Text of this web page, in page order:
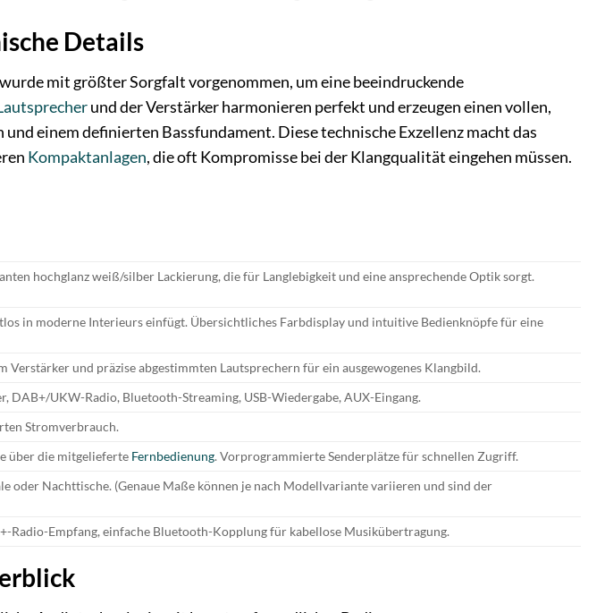
Details
mit größter Sorgfalt vorgenommen, um eine beeindruckende
und der Verstärker harmonieren perfekt und erzeugen einen vollen,
einem definierten Bassfundament. Diese technische Exzellenz macht das
Kompaktanlagen, die oft Kompromisse bei der Klangqualität eingehen müssen.
hochglanz weiß/silber Lackierung, die für Langlebigkeit und eine ansprechende Optik sorgt.
in moderne Interieurs einfügt. Übersichtliches Farbdisplay und intuitive Bedienknöpfe für eine
und präzise abgestimmten Lautsprechern für ein ausgewogenes Klangbild.
UKW-Radio, Bluetooth-Streaming, USB-Wiedergabe, AUX-Eingang.
Stromverbrauch.
über die mitgelieferte Fernbedienung. Vorprogrammierte Senderplätze für schnellen Zugriff.
oder Nachttische. (Genaue Maße können je nach Modellvariante variieren und sind der
Radio-Empfang, einfache Bluetooth-Kopplung für kabellose Musikübertragung.